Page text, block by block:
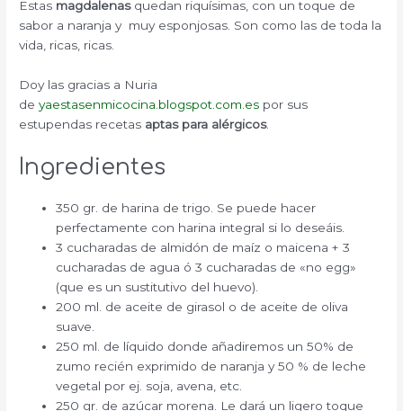
Estas magdalenasquedan riquísimas, con un toque de
sabor a naranja y muy esponjosas. Son como las de toda la
vida, ricas, ricas.
Doy las gracias a Nuria
deyaestasenmicocina.blogspot.com.es por sus
estupendas recetas aptas para alérgicos.
Ingredientes
350 gr. de harina de trigo. Se puede hacer
perfectamente con harina integral si lo deseáis.
3 cucharadas de almidón de maíz o maicena + 3
cucharadas de agua ó 3 cucharadas de «no egg»
(que es un sustitutivo del huevo).
200 ml. de aceite de girasol o de aceite de oliva
suave.
250 ml. de líquido donde añadiremos un 50% de
zumo recién exprimido de naranja y 50 % de leche
vegetal por ej. soja, avena, etc.
250 gr. de azúcar morena. Le dará un ligero toque